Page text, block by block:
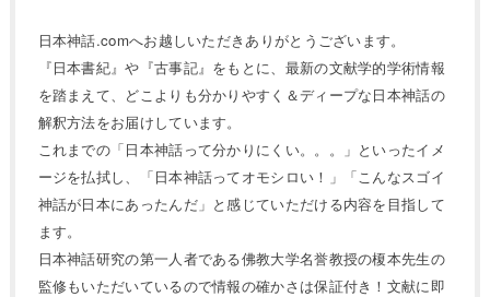
日本神話.comへお越しいただきありがとうございます。
『日本書紀』や『古事記』をもとに、最新の文献学的学術情報
を踏まえて、どこよりも分かりやすく＆ディープな日本神話の
解釈方法をお届けしています。
これまでの「日本神話って分かりにくい。。。」といったイメ
ージを払拭し、「日本神話ってオモシロい！」「こんなスゴイ
神話が日本にあったんだ」と感じていただける内容を目指して
ます。
日本神話研究の第一人者である佛教大学名誉教授の榎本先生の
監修もいただいているので情報の確かさは保証付き！文献に即